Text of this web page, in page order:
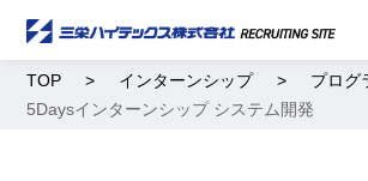
TOP インターンシップ
プログ
5Daysインターンシップ システム開発